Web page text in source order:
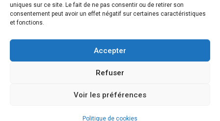
uniques sur ce site. Le fait de ne pas consentir ou de retirer son
consentement peut avoir un effet négatif sur certaines caractéristiques
et fonctions.
Accepter
Refuser
Voir les préférences
Politique de cookies
Bienvenue à Saint-Victor de Cessieu !